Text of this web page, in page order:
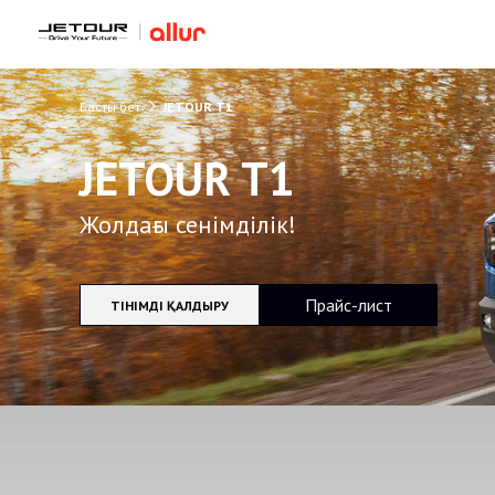
Басты бет JETOUR T1
JETOUR T1
Жолдағы сенімділік!
ӨТІНІМДІ ҚАЛДЫРУ Прайс-лист